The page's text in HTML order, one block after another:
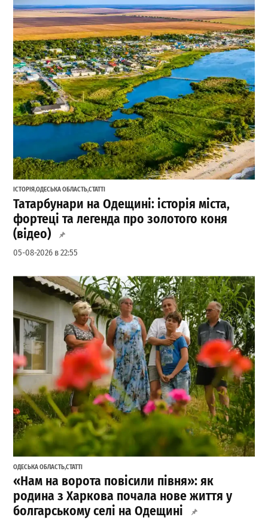
ІСТОРІЯ,ОДЕСЬКА ОБЛАСТЬ,СТАТТІ
Татарбунари на Одещині: історія міста,
фортеці та легенда про золотого коня
(відео)
05-08-2026 в 22:55
ОДЕСЬКА ОБЛАСТЬ,СТАТТІ
«Нам на ворота повісили півня»: як
родина з Харкова почала нове життя у
болгарському селі на Одещині